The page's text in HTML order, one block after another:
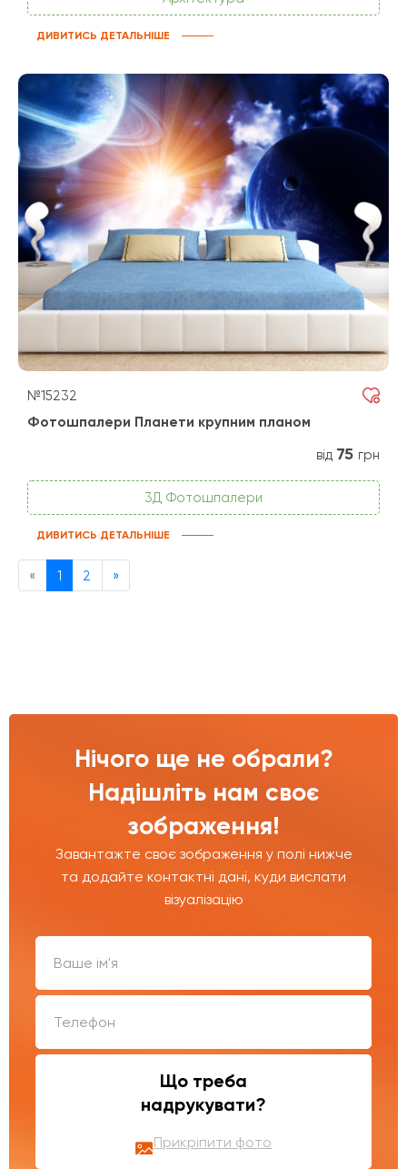
ДИВИТИСЬ ДЕТАЛЬНІШЕ
№15232
Фотошпалери Планети крупним планом
від 75 грн
3Д Фотошпалери
ДИВИТИСЬ ДЕТАЛЬНІШЕ
« Previous
1 2 »Next
Нічого ще не обрали?
Надішліть нам своє
зображення!
Завантажте своє зображення у полі нижче
та додайте контактні дані, куди вислати
візуалізацію
Що треба
надрукувати?
Прикріпити фото